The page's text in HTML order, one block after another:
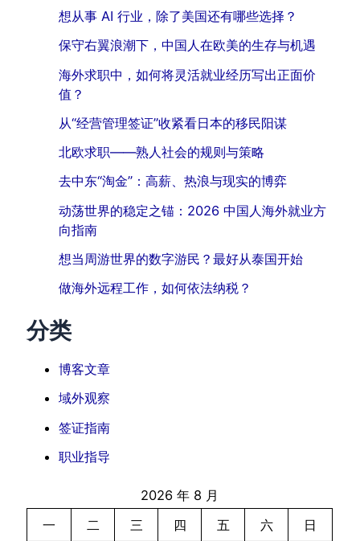
想从事 AI 行业，除了美国还有哪些选择？
保守右翼浪潮下，中国人在欧美的生存与机遇
海外求职中，如何将灵活就业经历写出正面价
值？
从“经营管理签证”收紧看日本的移民阳谋
北欧求职——熟人社会的规则与策略
去中东“淘金”：高薪、热浪与现实的博弈
动荡世界的稳定之锚：2026 中国人海外就业方
向指南
想当周游世界的数字游民？最好从泰国开始
做海外远程工作，如何依法纳税？
分类
博客文章
域外观察
签证指南
职业指导
2026 年 8 月
一
二 三 四 五 六 日